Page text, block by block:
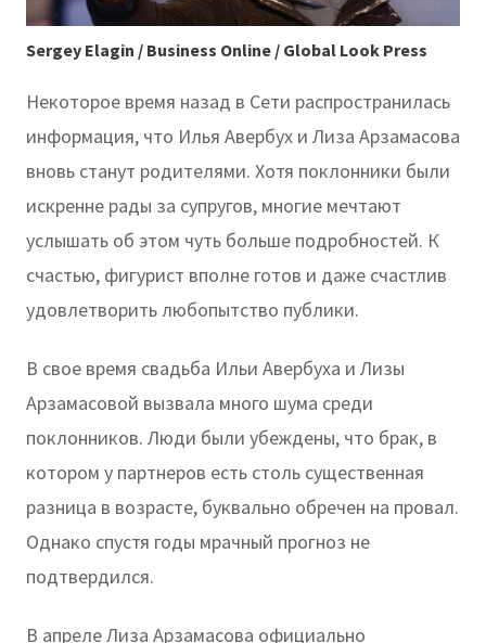
Sergey Elagin / Business Online / Global Look Press
Некоторое время назад в Сети распространилась
информация, что Илья Авербух и Лиза Арзамасова
вновь станут родителями. Хотя поклонники были
искренне рады за супругов, многие мечтают
услышать об этом чуть больше подробностей. К
счастью, фигурист вполне готов и даже счастлив
удовлетворить любопытство публики.
В свое время свадьба Ильи Авербуха и Лизы
Арзамасовой вызвала много шума среди
поклонников. Люди были убеждены, что брак, в
котором у партнеров есть столь существенная
разница в возрасте, буквально обречен на провал.
Однако спустя годы мрачный прогноз не
подтвердился.
В апреле Лиза Арзамасова официально